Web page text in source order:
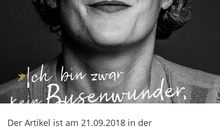
Der Artikel ist am 21.09.2018 in der